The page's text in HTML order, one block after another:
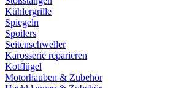
Kühlergrille
Spiegeln
Spoilers
Seitenschweller
Karosserie reparieren
Kotflügel
Motorhauben & Zubehör